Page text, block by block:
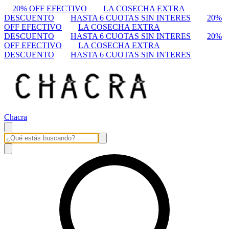
20% OFF EFECTIVO
LA COSECHA EXTRA
DESCUENTO
HASTA 6 CUOTAS SIN INTERES
20%
OFF EFECTIVO
LA COSECHA EXTRA
DESCUENTO
HASTA 6 CUOTAS SIN INTERES
20%
OFF EFECTIVO
LA COSECHA EXTRA
DESCUENTO
HASTA 6 CUOTAS SIN INTERES
Chacra